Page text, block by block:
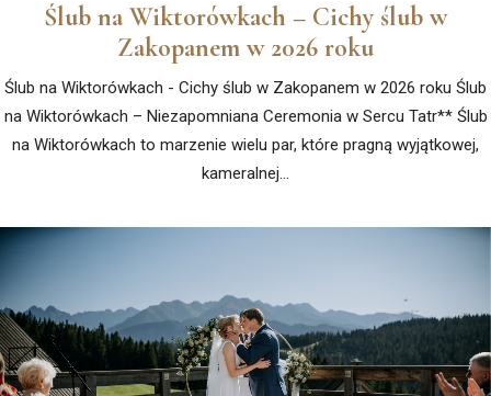
Ślub na Wiktorówkach – Cichy ślub w
Zakopanem w 2026 roku
Ślub na Wiktorówkach - Cichy ślub w Zakopanem w 2026 roku Ślub
na Wiktorówkach – Niezapomniana Ceremonia w Sercu Tatr** Ślub
na Wiktorówkach to marzenie wielu par, które pragną wyjątkowej,
kameralnej…